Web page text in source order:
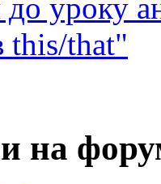
до уроку
this/that"
на